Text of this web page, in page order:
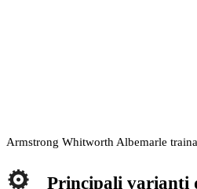
Armstrong Whitworth Albemarle
Principali varianti